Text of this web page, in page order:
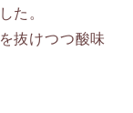
た。
抜けつつ酸味